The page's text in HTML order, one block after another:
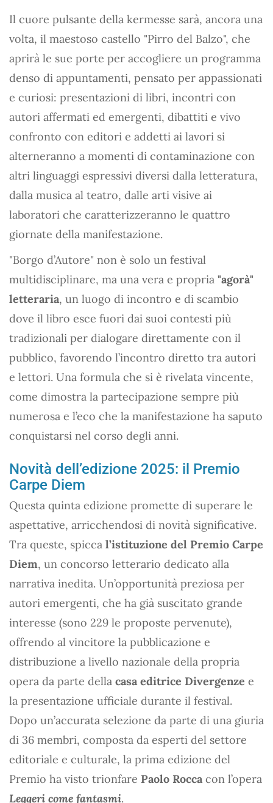
Il cuore pulsante della kermesse sarà, ancora una
volta, il maestoso castello "Pirro del Balzo", che
aprirà le sue porte per accogliere un programma
denso di appuntamenti, pensato per appassionati
e curiosi: presentazioni di libri, incontri con
autori affermati ed emergenti, dibattiti e vivo
confronto con editori e addetti ai lavori si
alterneranno a momenti di contaminazione con
altri linguaggi espressivi diversi dalla letteratura,
dalla musica al teatro, dalle arti visive ai
laboratori che caratterizzeranno le quattro
giornate della manifestazione.
"Borgo d’Autore" non è solo un festival
multidisciplinare, ma una vera e propria "agorà"
letteraria, un luogo di incontro e di scambio
dove il libro esce fuori dai suoi contesti più
tradizionali per dialogare direttamente con il
pubblico, favorendo l’incontro diretto tra autori
e lettori. Una formula che si è rivelata vincente,
come dimostra la partecipazione sempre più
numerosa e l’eco che la manifestazione ha saputo
conquistarsi nel corso degli anni.
Novità dell’edizione 2025: il Premio
Carpe Diem
Questa quinta edizione promette di superare le
aspettative, arricchendosi di novità significative.
Tra queste, spicca l’istituzione del Premio Carpe
Diem, un concorso letterario dedicato alla
narrativa inedita. Un’opportunità preziosa per
autori emergenti, che ha già suscitato grande
interesse (sono 229 le proposte pervenute),
offrendo al vincitore la pubblicazione e
distribuzione a livello nazionale della propria
opera da parte della casa editrice Divergenze e
la presentazione ufficiale durante il festival.
Dopo un’accurata selezione da parte di una giuria
di 36 membri, composta da esperti del settore
editoriale e culturale, la prima edizione del
Premio ha visto trionfare Paolo Rocca con l’opera
Leggeri come fantasmi.